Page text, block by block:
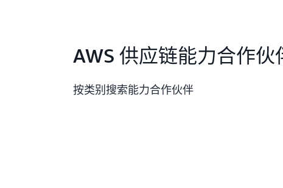
AWS 供应链能力合作伙
按类别搜索能力合作伙伴